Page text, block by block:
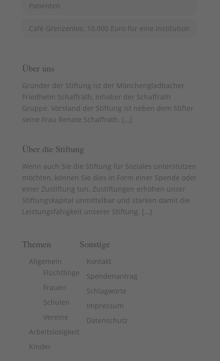
Patienten
Café Grenzenlos: 10.000 Euro für eine Institution
Über uns
Gründer der Stiftung ist der Mönchengladbacher
Friedhelm Schaffrath, Inhaber der Schaffrath
Gruppe. Vorstand der Stiftung ist neben dem Stifter
seine Frau Renate Schaffrath. […]
Über die Stiftung
Wenn auch Sie die Stiftung für Soziales unterstützen
möchten, können Sie dies in Form einer Spende oder
einer Zustiftung tun. Zustiftungen erhöhen unser
Stiftungskapital unmittelbar und stärken damit die
Leistungsfähigkeit unserer Stiftung. [ … ]
Themen
Allgemein
Flüchtlinge
Frauen
Schulen
Vereine
Arbeitslosigkeit
Kinder
Sonstige
Kontakt
Spendenantrag
Schlagworte
Impressum
Datenschutz